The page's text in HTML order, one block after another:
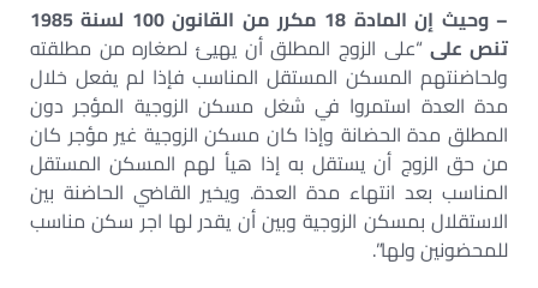
– وحيث إن المادة 18 مكرر من القانون 100 لسنة 1985
تنص على“على الزوج المطلق أن يهيئ لصغاره من مطلقته
ولحاضنتهم المسكن المستقل المناسب فإذا لم يفعل خلال
مدة العدة استمروا في شغل مسكن الزوجية المؤجر دون
المطلق مدة الحضانة وإذا كان مسكن الزوجية غير مؤجر كان
من حق الزوج أن يستقل به إذا هيأ لهم المسكن المستقل
المناسب بعد انتهاء مدة العدة. ويخير القاضي الحاضنة بين
الاستقلال بمسكن الزوجية وبين أن يقدر لها اجر سكن مناسب
للمحضونين ولها”.